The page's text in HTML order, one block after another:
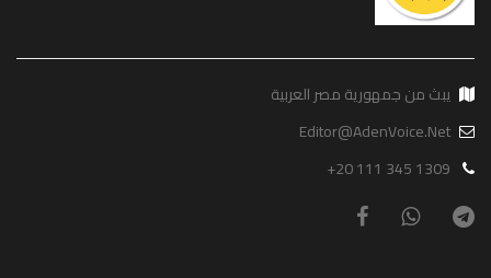
يبث من جمهورية مصر العربية
Editor@AdenVoice.Net
+20 111 345 1309